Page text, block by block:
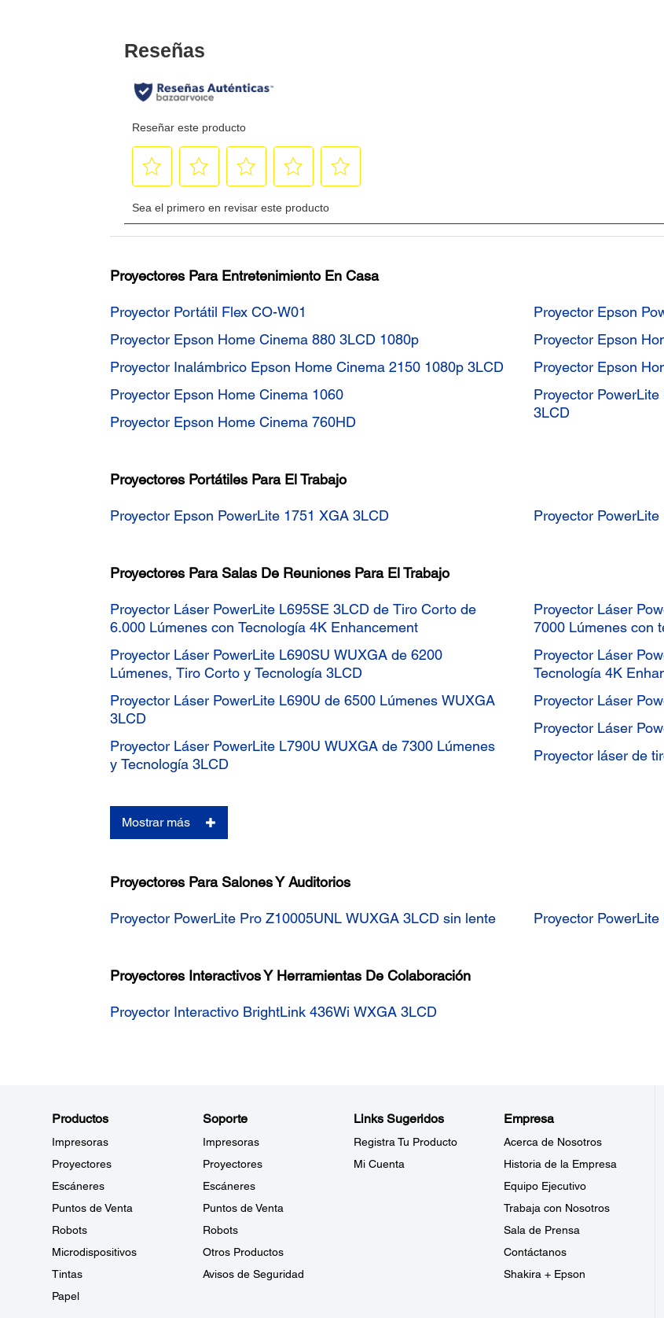
Proyectores Para Entretenimiento En Casa
Proyector Portátil Flex CO-W01
Proyector Epson Home Cinema 880 3LCD 1080p
Proyector Inalámbrico Epson Home Cinema 2150 1080p 3LCD
Proyector Epson Home Cinema 1060
Proyector Epson Home Cinema 760HD
Proyector Epson
Proyector Epson
Proyector Epson
Proyector
3LCD
Proyectores Portátiles Para El Trabajo
Proyector Epson PowerLite 1751 XGA 3LCD Proyector
Proyectores Para Salas De Reuniones Para El Trabajo
Proyector Láser PowerLite L695SE 3LCD de Tiro Corto de
6.000 Lúmenes con Tecnología 4K Enhancement
Proyector Láser PowerLite L690SU WUXGA de 6200
Lúmenes, Tiro Corto y Tecnología 3LCD
Proyector Láser PowerLite L690U de 6500 Lúmenes WUXGA
3LCD
Proyector Láser PowerLite L790U WUXGA de 7300 Lúmenes
y Tecnología 3LCD
Proyector Láser
7000 Lúmenes con
Proyector Láser
Tecnología 4K
Proyector Láser
Proyector Láser
Proyector láser de
Mostrar más
Proyectores Para Salones Y Auditorios
Proyector PowerLite Pro Z10005UNL WUXGA 3LCD sin lente Proyector
Proyectores Interactivos Y Herramientas De Colaboración
Proyector Interactivo BrightLink 436Wi WXGA 3LCD
Productos
Impresoras
Proyectores
Escáneres
Puntos de Venta
Robots
Microdispositivos
Tintas
Papel
Soporte
Impresoras
Proyectores
Escáneres
Puntos de Venta
Robots
Otros Productos
Avisos de Seguridad
Links Sugeridos
Registra Tu Producto
Mi Cuenta
Empresa
Acerca de Nosotros
Historia de la Empresa
Equipo Ejecutivo
Trabaja con Nosotros
Sala de Prensa
Contáctanos
Shakira + Epson